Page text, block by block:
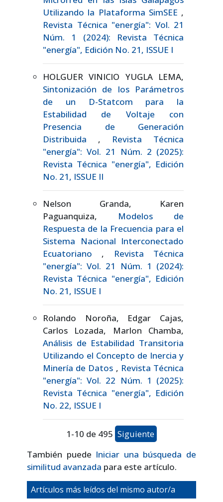
Utilizando la Plataforma SimSEE ,
Revista Técnica "energía": Vol. 21
Núm. 1 (2024): Revista Técnica
"energía", Edición No. 21, ISSUE I
HOLGUER VINICIO YUGLA LEMA,
Sintonización de los Parámetros
de un D-Statcom para la
Estabilidad de Voltaje con
Presencia de Generación
Distribuida , Revista Técnica
"energía": Vol. 21 Núm. 2 (2025):
Revista Técnica "energía", Edición
No. 21, ISSUE II
Nelson Granda, Karen
Paguanquiza, Modelos de
Respuesta de la Frecuencia para el
Sistema Nacional Interconectado
Ecuatoriano ,
Revista Técnica
"energía": Vol. 21 Núm. 1 (2024):
Revista Técnica "energía", Edición
No. 21, ISSUE I
Rolando Noroña, Edgar Cajas,
Carlos Lozada, Marlon Chamba,
Análisis de Estabilidad Transitoria
Utilizando el Concepto de Inercia y
Minería de Datos , Revista Técnica
"energía": Vol. 22 Núm. 1 (2025):
Revista Técnica "energía", Edición
No. 22, ISSUE I
1-10 de 495 Siguiente
También puede Iniciar una búsqueda de
similitud avanzada para este artículo.
Artículos más leídos del mismo autor/a